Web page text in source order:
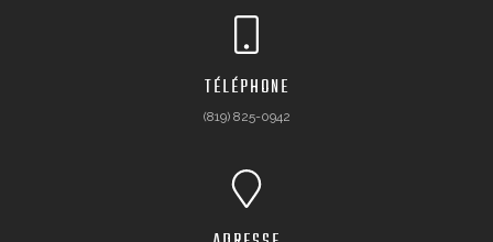
TÉLÉPHONE
(819) 825-0942